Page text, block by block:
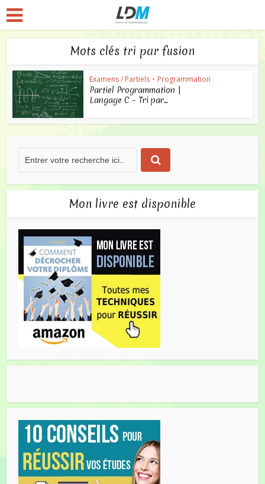
Mots clés tri par fusion
Examens / Partiels • Programmation
Partiel Programmation |
Langage C – Tri par...
Mon livre est disponible